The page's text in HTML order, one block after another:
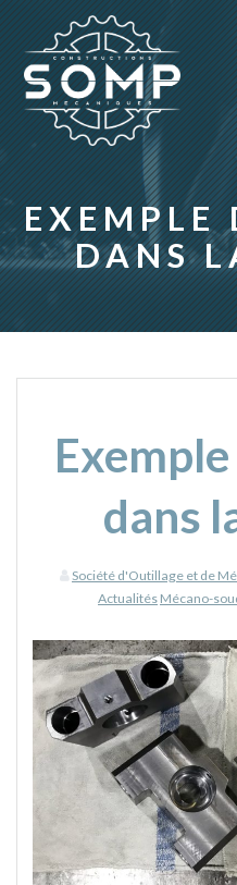
EXEMPLE
DANS
dans
Société d'Outillage et de
Actualités Mécano-